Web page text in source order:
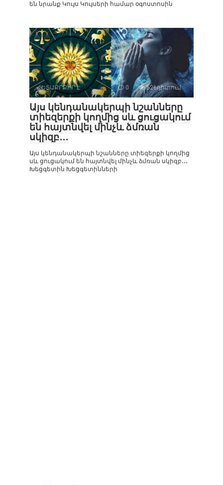
են նրանք Կույս Կույսերի համար օգոստոսին
ՀԵՏԱՔՐՔԻՐ Է 0 526դիտում
Այս կենդանակերպի նշանները
տիեզերքի կողմից սև ցուցակում
են հայտնվել մինչև ձմռան
սկիզբ․․․
Այս կենդանակերպի նշանները տիեզերքի կողմից
սև ցուցակում են հայտնվել մինչև ձմռան սկիզբ․․․
Խեցգետին Խեցգետինների